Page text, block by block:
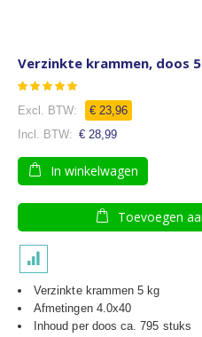
Verzinkte krammen, doos
Waardering:
83
100
€ 23,96
€ 28,99
In winkelwagen
Toevoegen
Verzinkte krammen 5 kg
Afmetingen 4.0x40
Inhoud per doos ca. 795 stuks